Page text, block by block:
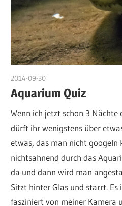
2014-09-30
Aquarium Quiz
Wenn ich jetzt schon 3
dürft ihr wenigstens über
etwas, das man nicht googeln
nichtsahnend durch das
da und dann wird man
Sitzt hinter Glas und starrt. Es
fasziniert von meiner Kamera